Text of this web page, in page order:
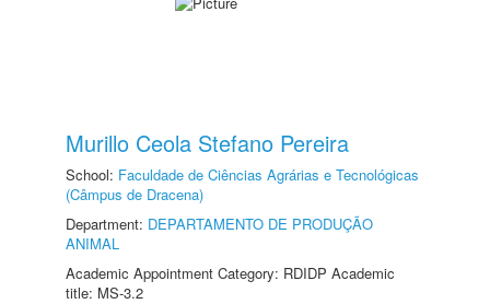
Murillo Ceola Stefano Pereira
School: Faculdade de Ciências Agrárias e Tecnológicas
(Câmpus de Dracena)
Department: DEPARTAMENTO DE PRODUÇÃO
ANIMAL
Academic Appointment Category: RDIDP Academic
title: MS-3.2